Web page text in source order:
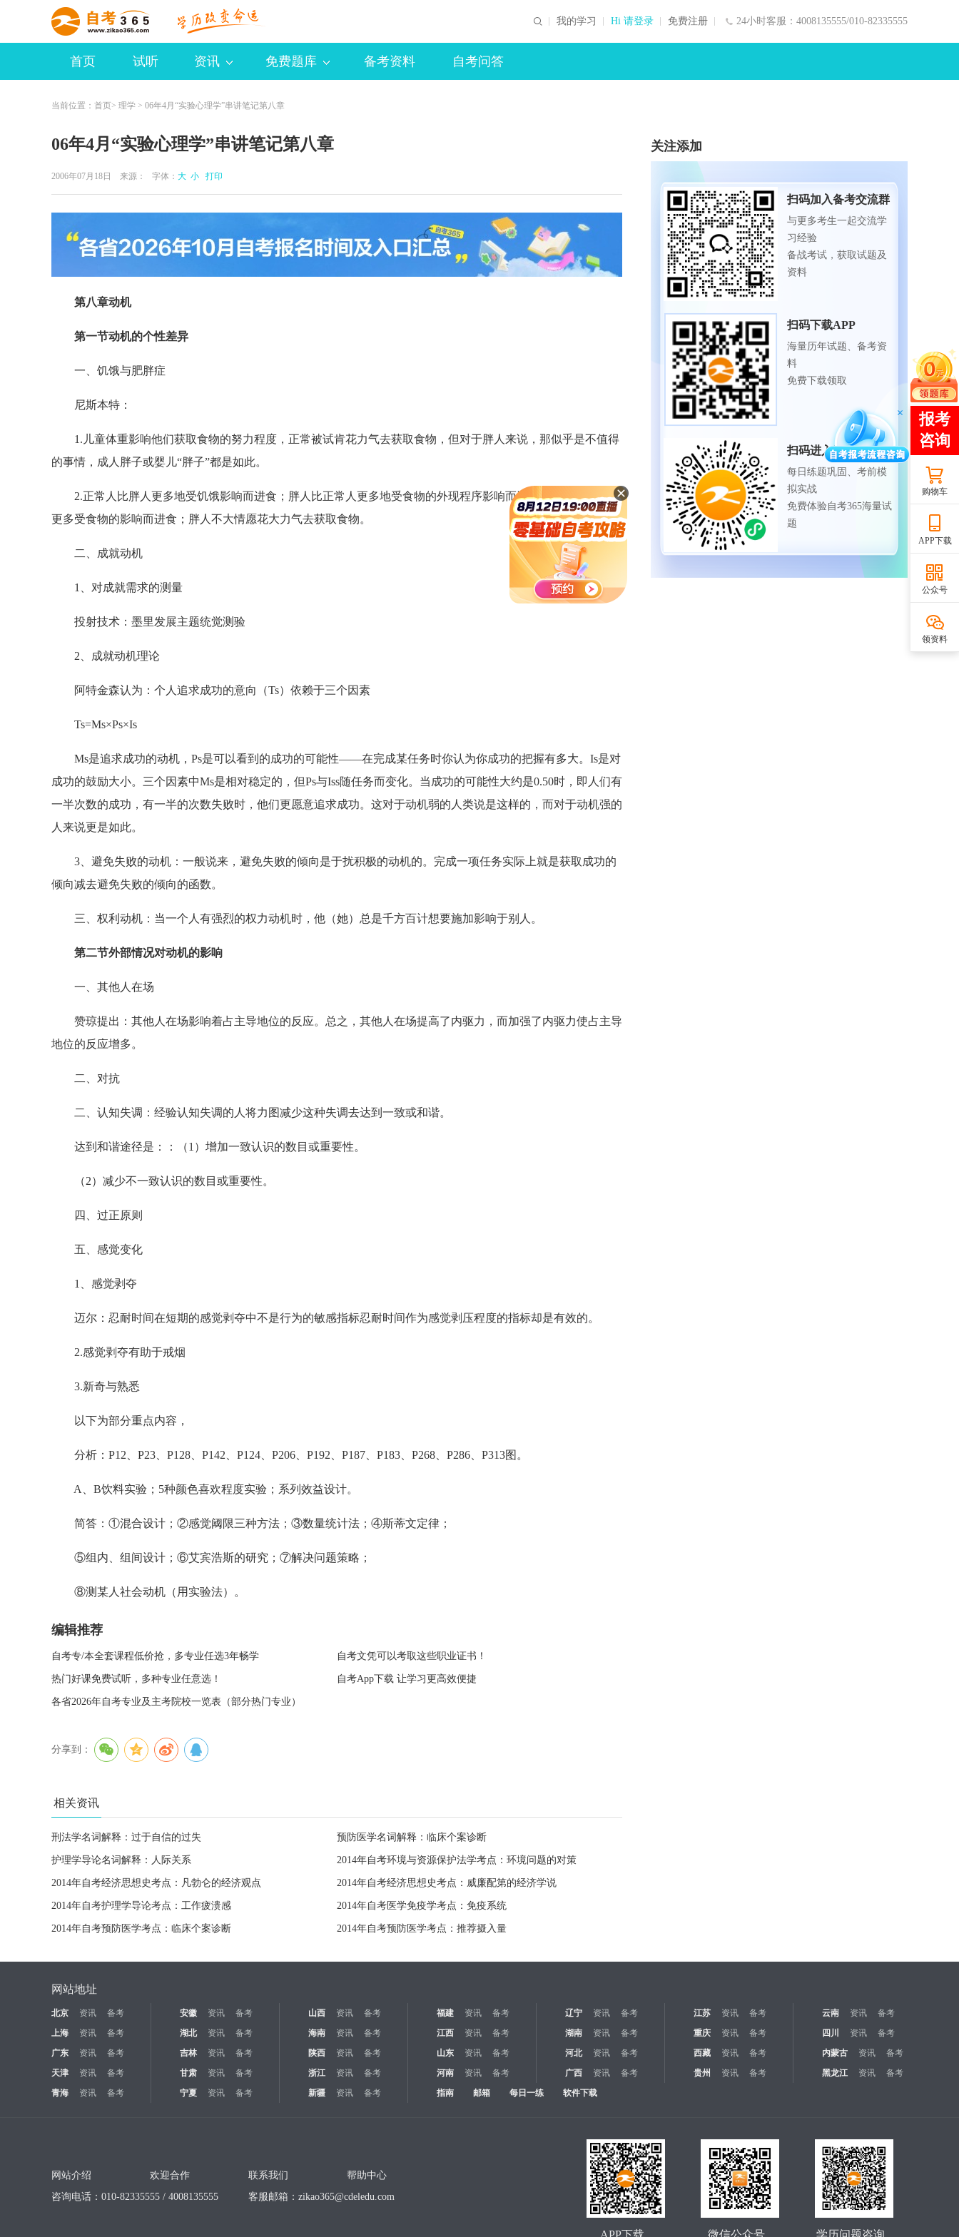
24小时客服：4008135555/010-82335555
我的学习 Hi 请登录 免费注册
首页 试听 资讯 免费题库 备考资料 自考问答
当前位置： 首页> 理学 > 06年4月“实验心理学”串讲笔记第八章
06年4月“实验心理学”串讲笔记第八章
2006年07月18日 来源： 字体： 大 小 打印
第八章动机
第一节动机的个性差异
一、饥饿与肥胖症
尼斯本特：
1.儿童体重影响他们获取食物的努力程度，正常被试肯花力气去获取食物，但对于胖人来说，那似乎是不值得
的事情，成人胖子或婴儿“胖子”都是如此。
2.正常人比胖人更多地受饥饿影响而进食；胖人比正常人更多地受食物的外现程序影响而进食；胖人比正常人
更多受食物的影响而进食；胖人不大情愿花大力气去获取食物。
二、成就动机
1、对成就需求的测量
投射技术：墨里发展主题统觉测验
2、成就动机理论
阿特金森认为：个人追求成功的意向（Ts）依赖于三个因素
Ts=Ms×Ps×Is
Ms是追求成功的动机，Ps是可以看到的成功的可能性——在完成某任务时你认为你成功的把握有多大。Is是对
成功的鼓励大小。三个因素中Ms是相对稳定的，但Ps与Iss随任务而变化。当成功的可能性大约是0.50时，即人们有
一半次数的成功，有一半的次数失败时，他们更愿意追求成功。这对于动机弱的人类说是这样的，而对于动机强的
人来说更是如此。
3、避免失败的动机：一般说来，避免失败的倾向是于扰积极的动机的。完成一项任务实际上就是获取成功的
倾向减去避免失败的倾向的函数。
三、权利动机：当一个人有强烈的权力动机时，他（她）总是千方百计想要施加影响于别人。
第二节外部情况对动机的影响
一、其他人在场
赞琼提出：其他人在场影响着占主导地位的反应。总之，其他人在场提高了内驱力，而加强了内驱力使占主导
地位的反应增多。
二、对抗
二、认知失调：经验认知失调的人将力图减少这种失调去达到一致或和谐。
达到和谐途径是：：（1）增加一致认识的数目或重要性。
（2）减少不一致认识的数目或重要性。
四、过正原则
五、感觉变化
1、感觉剥夺
迈尔：忍耐时间在短期的感觉剥夺中不是行为的敏感指标忍耐时间作为感觉剥压程度的指标却是有效的。
2.感觉剥夺有助于戒烟
3.新奇与熟悉
以下为部分重点内容，
分析：P12、P23、P128、P142、P124、P206、P192、P187、P183、P268、P286、P313图。
A、B饮料实验；5种颜色喜欢程度实验；系列效益设计。
简答：①混合设计；②感觉阈限三种方法；③数量统计法；④斯蒂文定律；
⑤组内、组间设计；⑥艾宾浩斯的研究；⑦解决问题策略；
⑧测某人社会动机（用实验法）。
编辑推荐
自考专/本全套课程低价抢，多专业任选3年畅学 自考文凭可以考取这些职业证书！
热门好课免费试听，多种专业任意选！ 自考App下载 让学习更高效便捷
各省2026年自考专业及主考院校一览表（部分热门专业）
分享到：
相关资讯
刑法学名词解释：过于自信的过失 预防医学名词解释：临床个案诊断
护理学导论名词解释：人际关系 2014年自考环境与资源保护法学考点：环境问题的对策
2014年自考经济思想史考点：凡勃仑的经济观点 2014年自考经济思想史考点：威廉配第的经济学说
2014年自考护理学导论考点：工作疲溃感 2014年自考医学免疫学考点：免疫系统
2014年自考预防医学考点：临床个案诊断 2014年自考预防医学考点：推荐摄入量
关注添加
扫码加入备考交流群
与更多考生一起交流学
习经验
备战考试，获取试题及
资料
扫码下载APP
海量历年试题、备考资
料
免费下载领取
扫码进入微信小程序
每日练题巩固、考前模
拟实战
免费体验自考365海量试
题
购物车
APP下载
公众号
领资料
网站地址
北京 资讯 备考 安徽 资讯 备考 山西 资讯 备考 福建 资讯 备考 辽宁 资讯 备考 江苏 资讯 备考 云南 资讯
备考
上海
资讯 备考 湖北 资讯 备考 海南 资讯 备考 江西 资讯 备考 湖南 资讯 备考 重庆 资讯 备考 四川 资讯
备考
广东
资讯 备考 吉林 资讯 备考 陕西 资讯 备考 山东 资讯 备考 河北 资讯 备考 西藏 资讯 备考 内蒙古 资讯
备考
天津
资讯 备考 甘肃 资讯 备考 浙江 资讯 备考 河南 资讯 备考 广西 资讯 备考 贵州 资讯 备考 黑龙江 资讯
备考
青海
资讯 备考 宁夏 资讯 备考 新疆 资讯 备考 指南 邮箱 每日一练 软件下载
网站介绍 欢迎合作 联系我们
帮助中心
咨询电话：010-82335555 / 4008135555
客服邮箱： zikao365@cdeledu.com
学历问题咨询
微信公众号
APP下载